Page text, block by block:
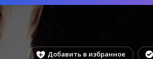
Добавить в избранное